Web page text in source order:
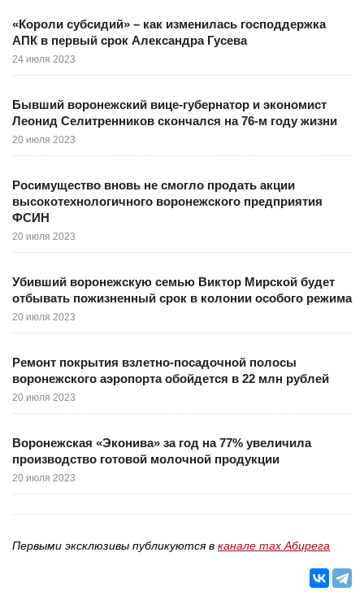
«Короли субсидий» – как изменилась господдержка
АПК в первый срок Александра Гусева
24 июля 2023
Бывший воронежский вице-губернатор и экономист
Леонид Селитренников скончался на 76-м году жизни
20 июля 2023
Росимущество вновь не смогло продать акции
высокотехнологичного воронежского предприятия
ФСИН
20 июля 2023
Убивший воронежскую семью Виктор Мирской будет
отбывать пожизненный срок в колонии особого режима
20 июля 2023
Ремонт покрытия взлетно-посадочной полосы
воронежского аэропорта обойдется в 22 млн рублей
20 июля 2023
Воронежская «Эконива» за год на 77% увеличила
производство готовой молочной продукции
20 июля 2023
Первыми эксклюзивы публикуются в канале max Абирега